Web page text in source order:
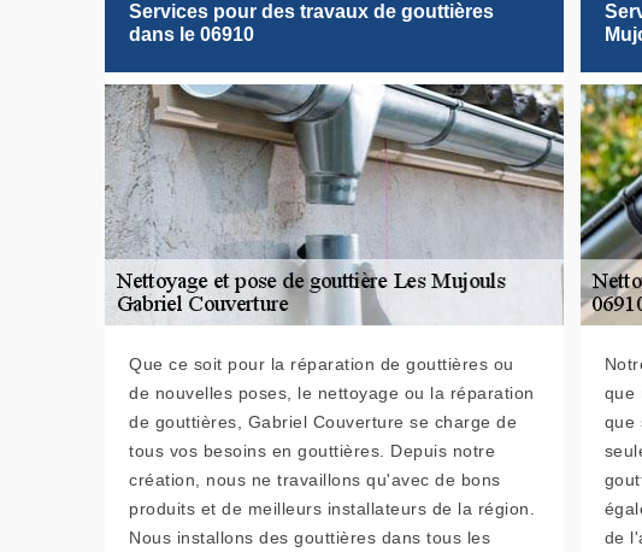
Services pour des travaux de gouttières
dans le 06910
Que ce soit pour la réparation de gouttières ou
de nouvelles poses, le nettoyage ou la réparation
de gouttières, Gabriel Couverture se charge de
tous vos besoins en gouttières. Depuis notre
création, nous ne travaillons qu'avec de bons
produits et de meilleurs installateurs de la région.
Nous installons des gouttières dans tous les
que
que
de